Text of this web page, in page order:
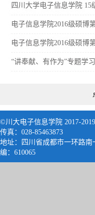
四川大学电子信息学院
“讲奉献、有作为”专题学
©川大电子信息学院 2017-
传真：028-85463873
地址：四川省成都市一环路
编：610065